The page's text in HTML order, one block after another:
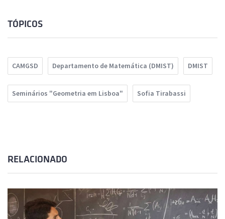
TÓPICOS
CAMGSD Departamento de Matemática (DMIST) DMIST
Seminários "Geometria em Lisboa" Sofia Tirabassi
RELACIONADO